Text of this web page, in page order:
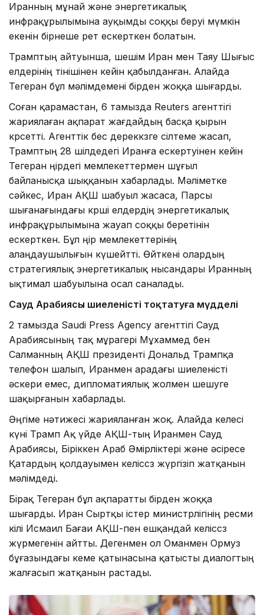
Иранның мұнай және энергетикалық
инфрақұрылымына ауқымды соққы беруі мүмкін
екенін бірнеше рет ескерткен болатын.
Трамптың айтуынша, шешім Иран мен Таяу Шығыс
елдерінің өтінішінен кейін қабылданған. Алайда
Тегеран бұл мәлімдемені бірден жоққа шығарды.
Соған қарамастан, 6 тамызда Reuters агенттігі
жариялаған ақпарат жағдайдың басқа қырын
көрсетті. Агенттік бес дереккөзге сілтеме жасап,
Трамптың 28 шілдедегі Иранға ескертуінен кейін
Тегеран өңірдегі мемлекеттермен шұғыл
байланысқа шыққанын хабарлады. Мәліметке
сәйкес, Иран АҚШ шабуыл жасаса, Парсы
шығанағындағы көрші елдердің энергетикалық
инфрақұрылымына жауап соққы беретінін
ескерткен. Бұл өңір мемлекеттерінің
алаңдаушылығын күшейтті. Өйткені олардың
стратегиялық энергетикалық нысандары Иранның
ықтимал шабуылына осал саналады.
Сауд Арабиясы шиеленісті тоқтатуға мүдделі
2 тамызда Saudi Press Agency агенттігі Сауд
Арабиясының тақ мұрагері Мұхаммед бен
Салманның АҚШ президенті Дональд Трампқа
телефон шалып, Иранмен арадағы шиеленісті
әскери емес, дипломатиялық жолмен шешуге
шақырғанын хабарлады.
Әңгіме нәтижесі жарияланған жоқ. Алайда келесі
күні Трамп Ақ үйде АҚШ-тың Иранмен Сауд
Арабиясы, Біріккен Араб Әмірліктері және әсіресе
Қатардың қолдауымен келіссөз жүргізіп жатқанын
мәлімдеді.
Бірақ Тегеран бұл ақпаратты бірден жоққа
шығарды. Иран Сыртқы істер министрлігінің ресми
өкілі Исмаил Бағаи АҚШ-пен ешқандай келіссөз
жүрмегенін айтты. Дегенмен ол Оманмен Ормуз
бұғазындағы кеме қатынасына қатысты диалогтың
жалғасып жатқанын растады.